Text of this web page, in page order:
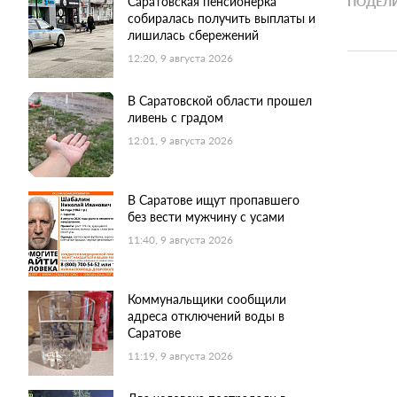
собиралась получить выплаты и
лишилась сбережений
12:20, 9 августа 2026
В Саратовской области прошел
ливень с градом
12:01, 9 августа 2026
В Саратове ищут пропавшего
без вести мужчину с усами
11:40, 9 августа 2026
Коммунальщики сообщили
адреса отключений воды в
Саратове
11:19, 9 августа 2026